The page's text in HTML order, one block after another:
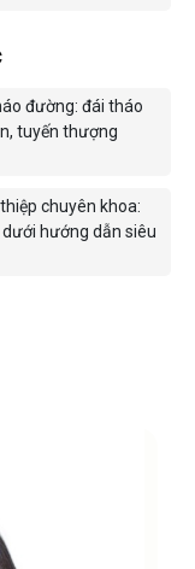
đường: đái tháo
tuyến thượng
chuyên khoa:
hướng dẫn siêu